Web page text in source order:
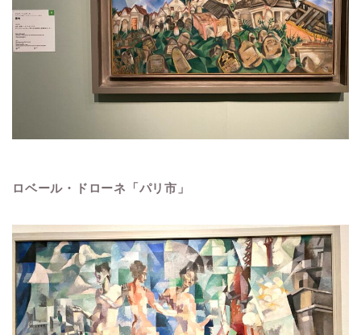
ロベール・ドローネ「パリ市」